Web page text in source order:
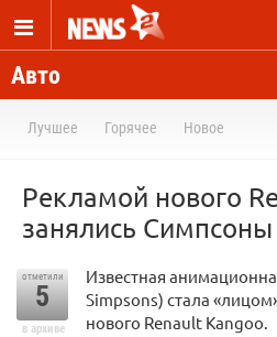
Авто
Лучшее Горячее Новое
Рекламой нового
занялись Симпсоны
отметили
5
в архиве
Известная
Simpsons) стала
нового Renault Kangoo.